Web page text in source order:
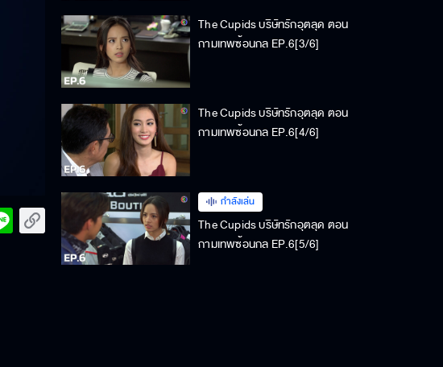
The Cupids บริษัทรักอุตลุด ตอน
กามเทพซ้อนกล EP.6[3/6]
The Cupids บริษัทรักอุตลุด ตอน
กามเทพซ้อนกล EP.6[4/6]
กำลังเล่น
The Cupids บริษัทรักอุตลุด ตอน
กามเทพซ้อนกล EP.6[5/6]